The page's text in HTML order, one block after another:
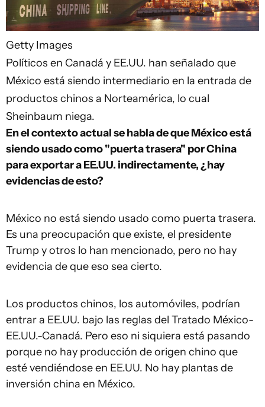
Getty Images
Políticos en Canadá y EE.UU. han señalado que
México está siendo intermediario en la entrada de
productos chinos a Norteamérica, lo cual
Sheinbaum niega.
En el contexto actual se habla de que México está
siendo usado como "puerta trasera" por China
para exportar a EE.UU. indirectamente, ¿hay
evidencias de esto?
México no está siendo usado como puerta trasera.
Es una preocupación que existe, el presidente
Trump y otros lo han mencionado, pero no hay
evidencia de que eso sea cierto.
Los productos chinos, los automóviles, podrían
entrar a EE.UU. bajo las reglas del Tratado México-
EE.UU.-Canadá. Pero eso ni siquiera está pasando
porque no hay producción de origen chino que
esté vendiéndose en EE.UU. No hay plantas de
inversión china en México.